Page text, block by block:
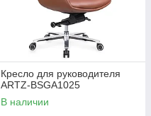
Кресло для руководителя
ARTZ-BSGA1025
В наличии